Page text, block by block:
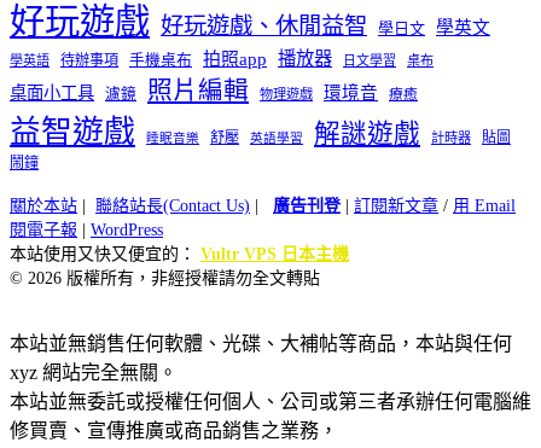
好玩遊戲 好玩遊戲、休閒益智 學日文 學英文
學英語 待辦事項 手機桌布 拍照app 播放器 日文學習 桌布
桌面小工具 濾鏡 照片編輯 物理遊戲 環境音 療癒
益智遊戲 睡眠音樂 舒壓 英語學習 解謎遊戲 計時器
貼圖
鬧鐘
關於本站 | 聯絡站長(Contact Us) | 廣告刊登| 訂閱新文章 / 用 Email
閱電子報 | WordPress
本站使用又快又便宜的： Vultr VPS 日本主機
© 2026 版權所有，非經授權請勿全文轉貼
本站並無銷售任何軟體、光碟、大補帖等商品，本站與任何
xyz 網站完全無關。
本站並無委託或授權任何個人、公司或第三者承辦任何電腦維
修買賣、宣傳推廣或商品銷售之業務，